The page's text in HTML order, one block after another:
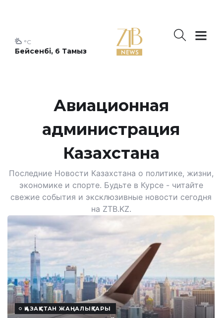
Бейсенбі, 6 Тамыз
°C
Авиационная
администрация
Казахстана
Последние Новости Казахстана о политике, жизни,
экономике и спорте. Будьте в Курсе - читайте
свежие события и эксклюзивные новости сегодня
на ZTB.KZ.
ҚАЗАҚСТАН ЖАҢАЛЫҚТАРЫ